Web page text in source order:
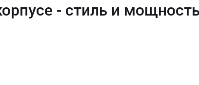
- стиль и мощность